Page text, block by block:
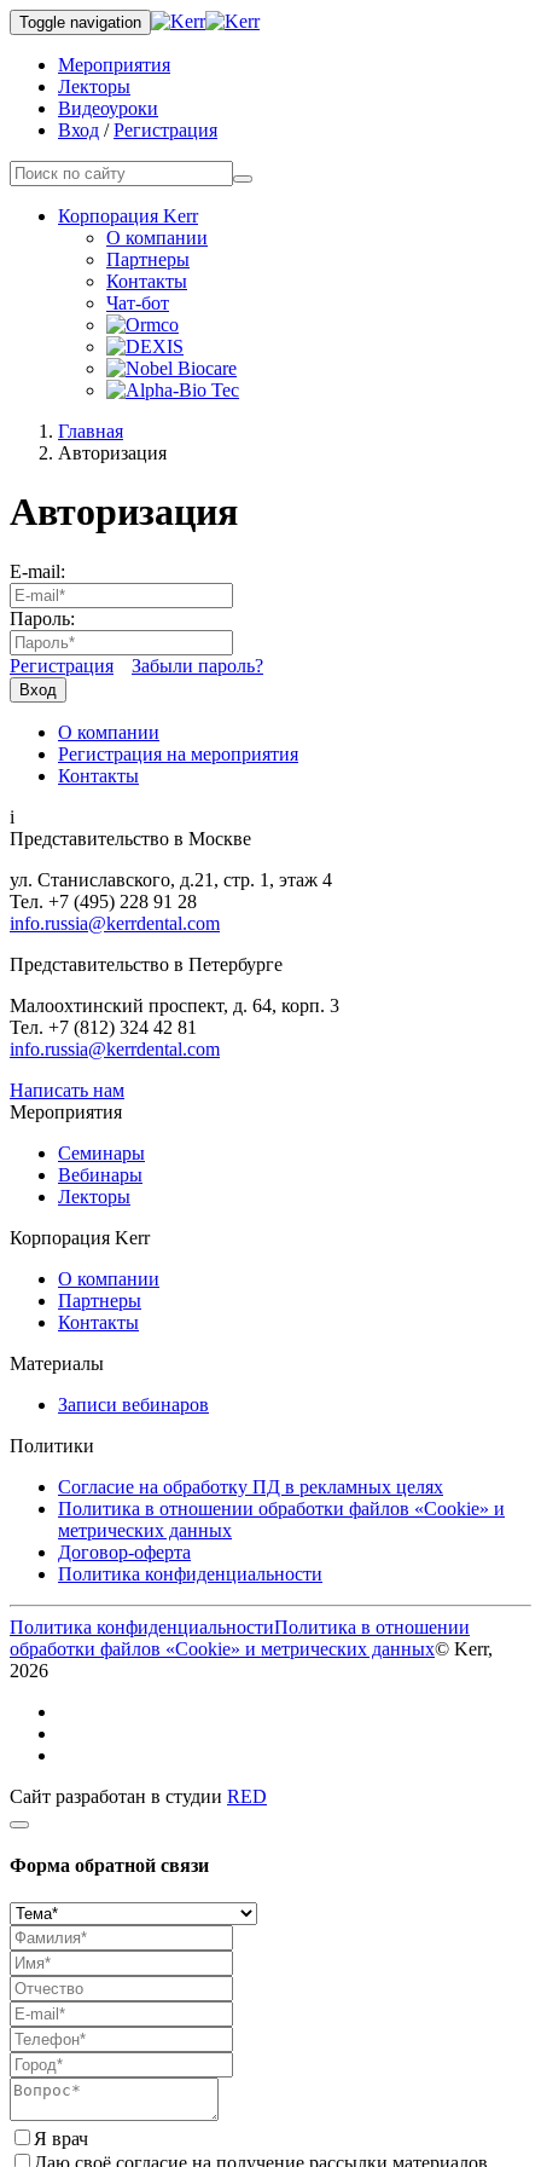
Toggle navigation
Мероприятия
Лекторы
Видеоуроки
Вход /Регистрация
Корпорация Kerr
О компании
Партнеры
Контакты
Чат-бот
Главная
Авторизация
Авторизация
E-mail:
Пароль:
Регистрация Забыли пароль?
Вход
О компании
Регистрация на мероприятия
Контакты
i
Представительство в Москве
ул. Станиславского, д.21, стр. 1, этаж 4
Тел. +7 (495) 228 91 28
info.russia@kerrdental.com
Представительство в Петербурге
Малоохтинский проспект, д. 64, корп. 3
Тел. +7 (812) 324 42 81
info.russia@kerrdental.com
Написать нам
Мероприятия
Семинары
Вебинары
Лекторы
Корпорация Kerr
О компании
Партнеры
Контакты
Материалы
Записи вебинаров
Политики
Согласие на обработку ПД в рекламных целях
Политика в отношении обработки файлов «Cookie» и
метрических данных
Договор-оферта
Политика конфиденциальности
Политика конфиденциальностиПолитика в отношении
обработки файлов «Cookie» и метрических данных© Kerr,
2026
Сайт разработан в студии RED
Форма обратной связи
Я врач